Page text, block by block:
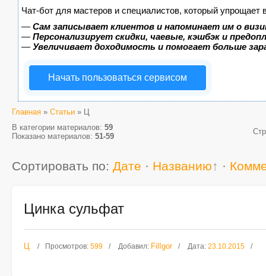
Чат-бот для мастеров и специалистов, который упрощает
— Сам записывает клиентов и напоминает им о
— Персонализирует скидки, чаевые, кэшбэк и
— Увеличивает доходимость и помогает больше
Начать пользоваться сервисом
Главная » Статьи » Ц
В категории материалов: 59
Показано материалов: 51-59
Сортировать по: Дате · Названию ·
Цинка сульфат
Ц Просмотров: 599 Добавил: FilIgor Дата: 23.10.2015